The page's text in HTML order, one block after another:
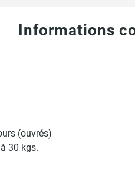
Informations
(ouvrés)
30 kgs.